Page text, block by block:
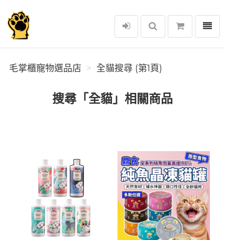
毛掌櫃寵物選品店
選單
毛掌櫃寵物選品店 全貓搜尋 (第1頁)
搜尋「全貓」相關商品